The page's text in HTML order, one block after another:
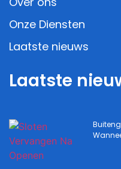
Onze Diensten
Laatste nieuws
Laatste